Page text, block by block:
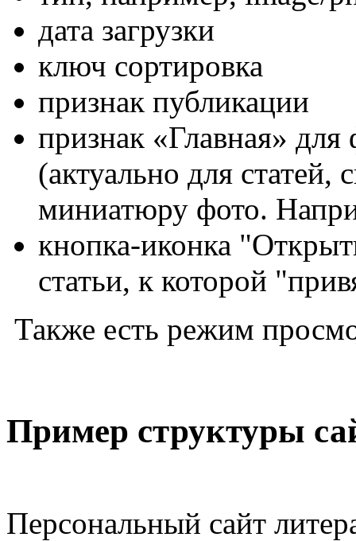
дата загрузки
ключ сортировка
признак публикации
признак «Главная»
(актуально для статей,
миниатюру фото.
кнопка-иконка
статьи, к которой
Также есть режим
Пример структуры
Персональный сайт